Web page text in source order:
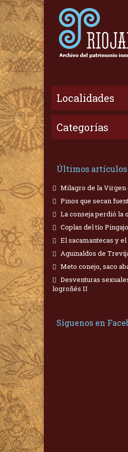
Localidades
Categorías
Últimos artículos
Milagro de la Virgen
Pinos que secan
La conseja perdió la
Coplas del tío
El sacamantecas y
Aguinaldos de
Meto conejo, saco
Desventuras
logroñés II
Síguenos en